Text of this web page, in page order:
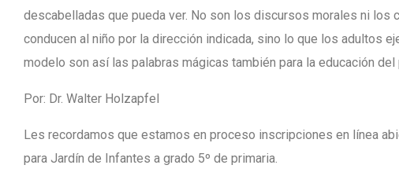
descabelladas que pueda ver. No son los discursos morales ni los
conducen al niño por la dirección indicada, sino lo que los adultos
modelo son así las palabras mágicas también para la educación del
Por: Dr. Walter Holzapfel
Les recordamos que estamos en proceso inscripciones en línea
para Jardín de Infantes a grado 5º de primaria.